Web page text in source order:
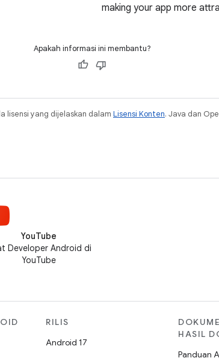
making your app more
Apakah informasi ini membantu?
lisensi yang dijelaskan dalam Lisensi Konten. Java dan
YouTube
Developer Android di
YouTube
RILIS
Android 17
HASIL
Panduan